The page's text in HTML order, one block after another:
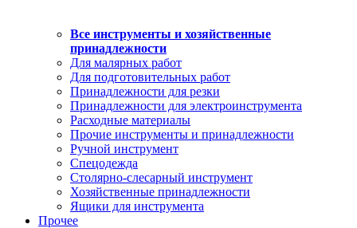
Все инструменты и хозяйственные
принадлежности
Для малярных работ
Для подготовительных работ
Принадлежности для резки
Принадлежности для электроинструмента
Расходные материалы
Прочие инструменты и принадлежности
Ручной инструмент
Спецодежда
Столярно-слесарный инструмент
Хозяйственные принадлежности
Ящики для инструмента
Прочее